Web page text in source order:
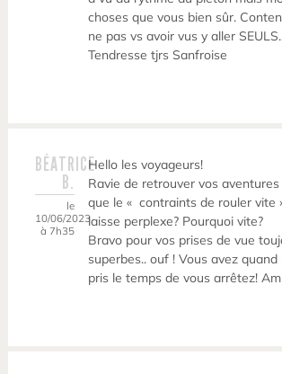
choses que vous bien sûr.
ne pas vs avoir vus y aller
Tendresse tjrs Sanfroise
BÉATRICE
B.
le
10/06/2023
à 7h35
Hello les voyageurs!
Ravie de retrouver vos
que le « contraints de rouler vite
laisse perplexe? Pourquoi vite?
Bravo pour vos prises de vue
superbes.. ouf ! Vous avez quand
pris le temps de vous arrêtez!